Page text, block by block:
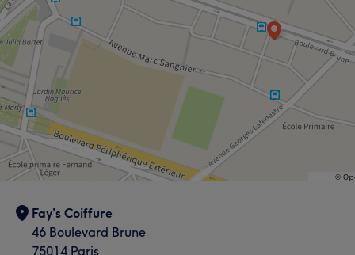
Fay's Coiffure
46 Boulevard Brune
75014 Paris